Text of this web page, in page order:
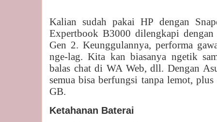
Kalian sudah pakai HP dengan
Expertbook B3000 dilengkapi dengan
Gen 2. Keunggulannya, performa
nge-lag. Kita kan biasanya ngetik
balas chat di WA Web, dll. Dengan
semua bisa berfungsi tanpa lemot,
GB.
Ketahanan Baterai